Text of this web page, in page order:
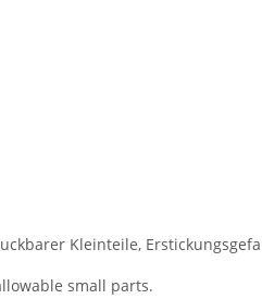
Kleinteile,
small parts.